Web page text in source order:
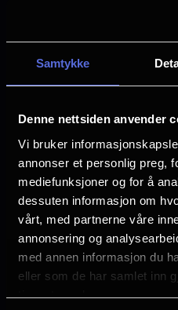
Samtykke
Denne nettsiden anvender
Vi bruker
annonser et personlig preg,
mediefunksjoner og for å
dessuten informasjon om
vårt, med partnerne våre
annonsering og
med annen informasjon du
eller som de har samlet inn
tjenestene deres.
1 time 9 min
Vurdering: (16 stemmer
NO
Sjanger
Animation
Children's Movie
Distributør
Nordisk Film Distribusjon
Se mer
Men akkurat idet
strengene,